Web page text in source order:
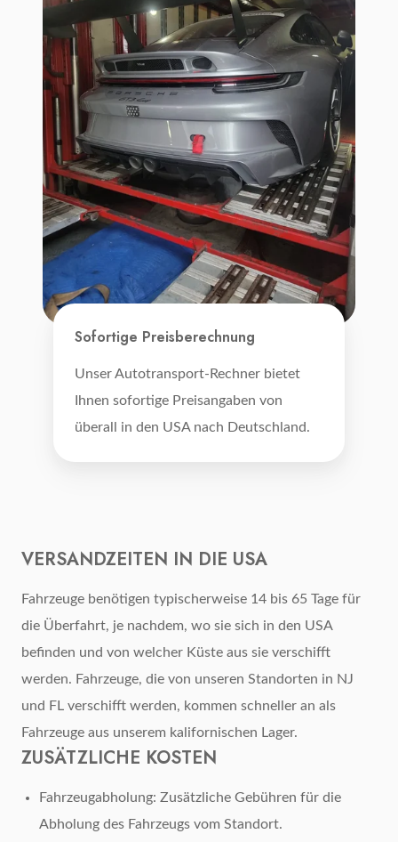
Sofortige Preisberechnung
Unser Autotransport-Rechner bietet
Ihnen sofortige Preisangaben von
überall in den USA nach Deutschland.
VERSANDZEITEN IN DIE USA
Fahrzeuge benötigen typischerweise 14 bis 65 Tage für
die Überfahrt, je nachdem, wo sie sich in den USA
befinden und von welcher Küste aus sie verschifft
werden. Fahrzeuge, die von unseren Standorten in NJ
und FL verschifft werden, kommen schneller an als
Fahrzeuge aus unserem kalifornischen Lager.
ZUSÄTZLICHE KOSTEN
Fahrzeugabholung: Zusätzliche Gebühren für die
Abholung des Fahrzeugs vom Standort.